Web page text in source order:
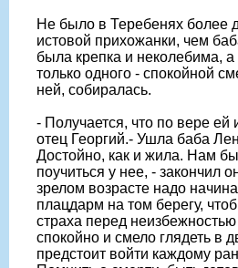
Не было в Теребенях более
истовой прихожанки, чем
была крепка и неколебима,
только одного - спокойной
ней, собиралась.
- Получается, что по вере ей
отец Георгий.- Ушла баба
Достойно, как и жила. Нам
поучиться у нее, - закончил
зрелом возрасте надо
плацдарм на том берегу,
страха перед
спокойно и смело глядеть в
предстоит войти каждому